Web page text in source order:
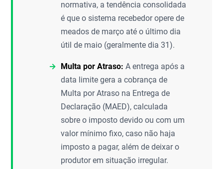
normativa, a tendência consolidada
é que o sistema recebedor opere de
meados de março até o último dia
útil de maio (geralmente dia 31).
Multa por Atraso: A entrega após a
data limite gera a cobrança de
Multa por Atraso na Entrega de
Declaração (MAED), calculada
sobre o imposto devido ou com um
valor mínimo fixo, caso não haja
imposto a pagar, além de deixar o
produtor em situação irregular.